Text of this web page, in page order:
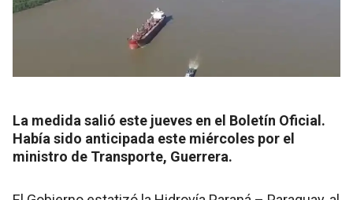
La medida salió este jueves en el Boletín Oficial.
Había sido anticipada este miércoles por el
ministro de Transporte, Guerrera.